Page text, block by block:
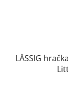
LÄSSIG